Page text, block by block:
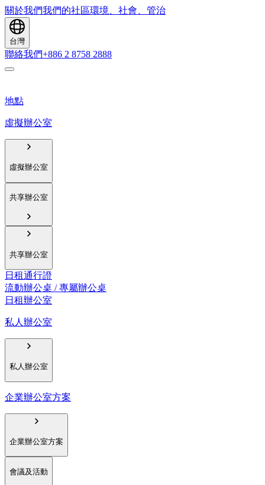
關於我們我們的社區環境、社會、管治
台灣
聯絡我們+886 2 8758 2888
地點
虛擬辦公室
虛擬辦公室
共享辦公室
共享辦公室
日租通行證
流動辦公桌 / 專屬辦公桌
日租辦公室
私人辦公室
私人辦公室
企業辦公室方案
企業辦公室方案
會議及活動